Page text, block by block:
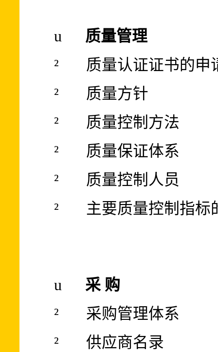
u
质量管理
²
质量认证证书的申
²
质量方针
²
质量控制方法
²
质量保证体系
²
质量控制人员
²
主要质量控制指标
u 采 购
²
采购管理体系
²
供应商名录